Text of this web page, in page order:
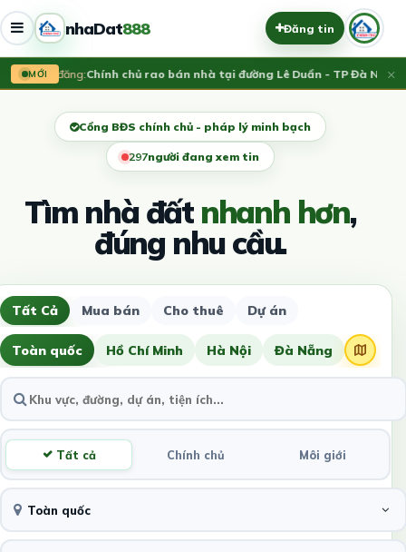
nhaDat888 Đăng tin
MỚI
Vừa đăng:Chính chủ rao bán nhà tại đường Lê Duẩn - TP Đà Nẵng;×
Cổng BĐS chính chủ - pháp lý minh bạch
294người đang xem tin
Tìm nhà đấtnhanh hơn,
đúng nhu cầu.
Tất Cả Mua bán Cho thuê Dự án
Toàn quốc Hồ Chí Minh Hà Nội Đà Nẵng
Tất cả Chính chủ Môi giới
Toàn quốc